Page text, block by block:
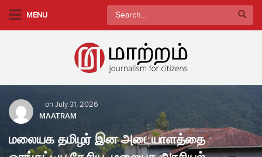
MENU
Search
for:
on July 31, 2026
MAATRAM
மலையக தமிழர் இன அடையாளத்தை